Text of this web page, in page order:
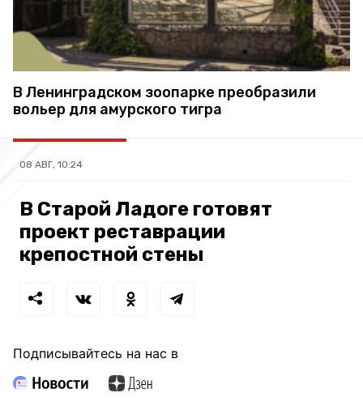
В Ленинградском зоопарке преобразили
вольер для амурского тигра
08 АВГ, 10:24
В Старой Ладоге готовят
проект реставрации
крепостной стены
Подписывайтесь на нас в